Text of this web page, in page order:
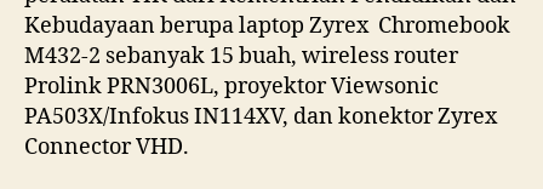
Kebudayaan berupa laptop Zyrex Chromebook
M432-2 sebanyak 15 buah, wireless router
Prolink PRN3006L, proyektor Viewsonic
PA503X/Infokus IN114XV, dan konektor Zyrex
Connector VHD.